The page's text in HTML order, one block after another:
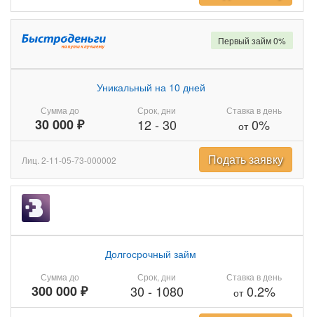
Сумма до
30 000 ₽
Уникальный на 10 дней
Срок, дни
12- 30
Ставка в день
от0%
Первый займ 0%
Лиц. 2-11-05-73-000002 Подать заявку
Сумма до
300 000 ₽
Долгосрочный займ
Срок, дни
30 - 1080
Ставка в день
от0.2%